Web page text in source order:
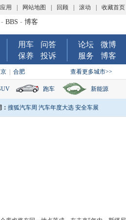
用 网站地图 回顾 滚动 收藏首页
BBS - 博客
用车
问答
保养
投诉
论坛
微博
服务
博客
查看更多城市>>
合肥
跑车 新能源
搜狐汽车周 汽车年度大选 安全车展